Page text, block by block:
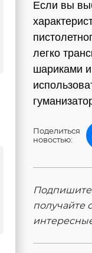
Если вы
легко
шариками
Поделиться
новостью:
получайте